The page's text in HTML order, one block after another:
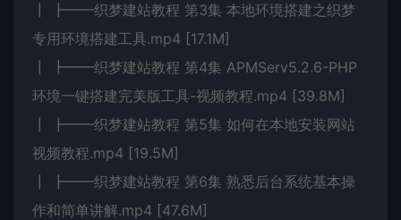
┃ ┣━━织梦建站教程 第3集 本地环境搭建之织梦
专用环境搭建工具.mp4 [17.1M]
┃ ┣━━织梦建站教程 第4集 APMServ5.2.6-PHP
环境一键搭建完美版工具-视频教程.mp4 [39.8M]
┃ ┣━━织梦建站教程 第5集 如何在本地安装网站
视频教程.mp4 [19.5M]
┃ ┣━━织梦建站教程 第6集 熟悉后台系统基本操
作和简单讲解.mp4 [47.6M]